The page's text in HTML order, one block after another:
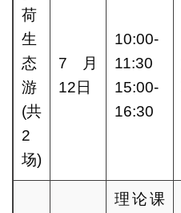
荷
生
态
游
(共
2
场)
7月
12日
10:00-
11:30
15:00-
16:30
理论课